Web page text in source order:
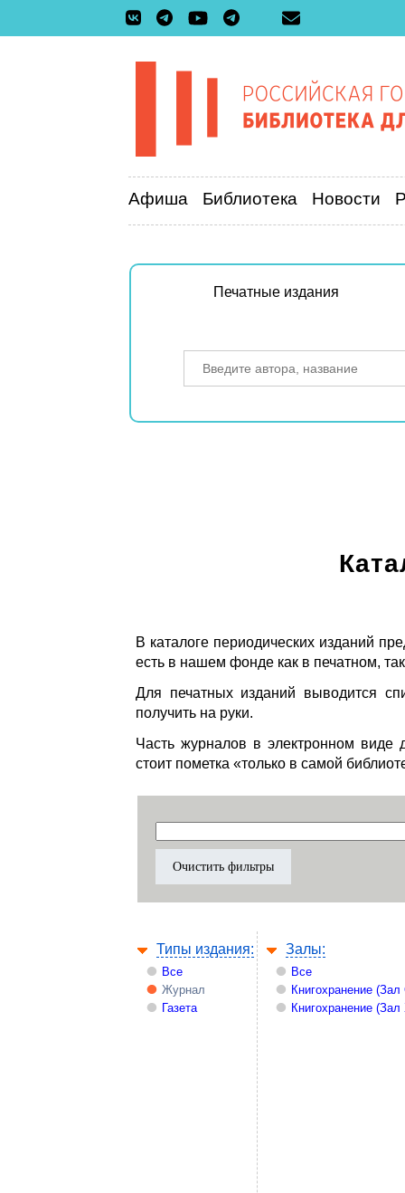
Афиша Библиотека Новости
Печатные издания
В каталоге периодических изданий
есть в нашем фонде как в печатном,
Для печатных изданий выводится
получить на руки.
Часть журналов в электронном виде
стоит пометка «только в самой
Типы издания:
Все
Журнал
Газета
Залы:
Все
Книгохранение
Книгохранение